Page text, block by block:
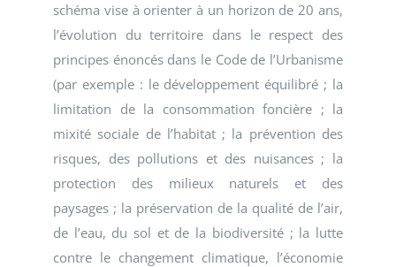
schéma vise à orienter à un horizon de 20 ans,
l’évolution du territoire dans le respect des
principes énoncés dans le Code de l’Urbanisme
(par exemple : le développement équilibré ; la
limitation de la consommation foncière ; la
mixité sociale de l’habitat ; la prévention des
risques, des pollutions et des nuisances ; la
protection des milieux naturels et des
paysages ; la préservation de la qualité de l’air,
de l’eau, du sol et de la biodiversité ; la lutte
contre le changement climatique, l’économie